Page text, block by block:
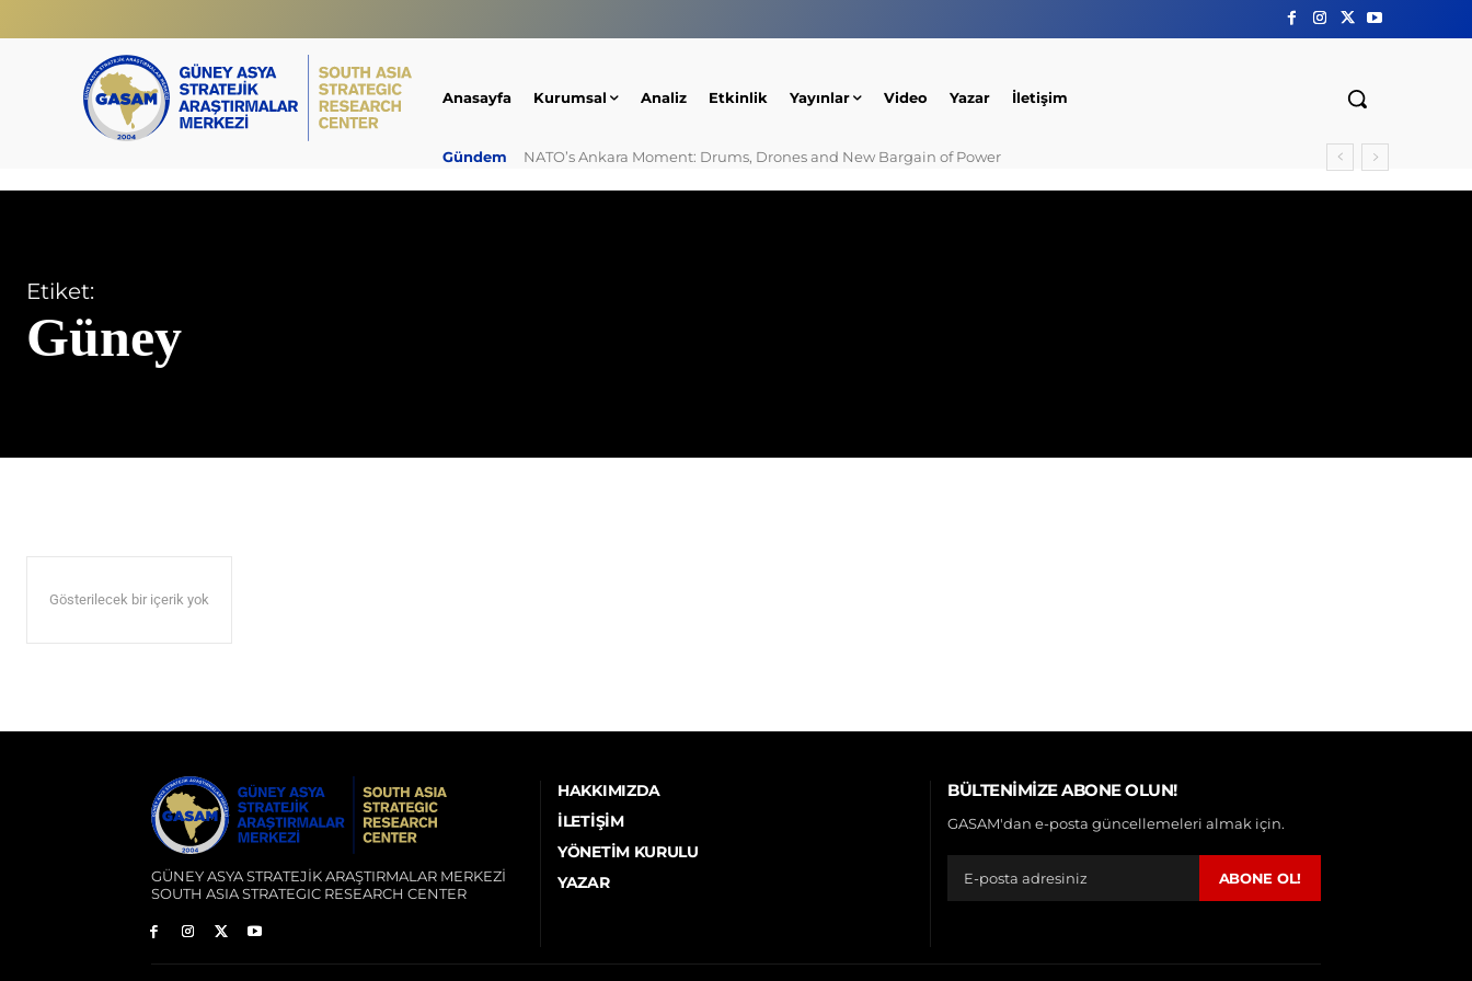
Anasayfa Kurumsal Analiz Etkinlik Yayınlar Video Yazar İletişim
Gündem NATO’s Ankara Moment: Drums, Drones and New Bargain of Power
Etiket:
Güney
Gösterilecek bir içerik yok
GÜNEY ASYA STRATEJİK ARAŞTIRMALAR MERKEZİ
SOUTH ASIA STRATEGIC RESEARCH CENTER
HAKKIMIZDA
İLETIŞIM
YÖNETIM KURULU
YAZAR
BÜLTENIMIZE ABONE OLUN!
GASAM'dan e-posta güncellemeleri almak için.
ABONE OL!